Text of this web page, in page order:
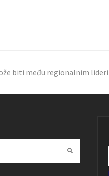
biti među regionalnim
Submit